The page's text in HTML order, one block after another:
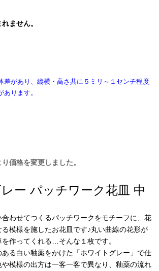
ません。
差があり、縦横・高さ共に５ミリ～１センチ程度
ります。
価格を変更しました。
ー パッチワーク花皿 中
わせてつくるパッチワークをモチーフに、花
模様を施したお花皿です♪丸い曲線の花形が
作ってくれる…そんな１枚です。
る白い釉薬をかけた「ホワイトグレー」で仕
や模様の出方は一客一客で異なり、釉薬の流れ